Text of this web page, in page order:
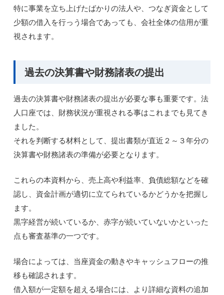
特に事業を立ち上げたばかりの法人や、つなぎ資金として
少額の借入を行っう場合であっても、会社全体の信用が重
視されます。
過去の決算書や財務諸表の提出
過去の決算書や財務諸表の提出が必要な事も重要です。法
人口座では、財務状況が重視される事はこれまでも見てき
ました。
それを判断する材料として、提出書類が直近２～３年分の
決算書や財務諸表の準備が必要となります。
これらの本資料から、売上高や利益率、負債総額などを確
認し、資金計画が適切に立てられているかどうかを把握し
ます。
黒字経営が続いているか、赤字が続いていないかといった
点も審査基準の一つです。
場合によっては、当座資金の動きやキャッシュフローの推
移も確認されます。
借入額が一定額を超える場合には、より詳細な資料の追加